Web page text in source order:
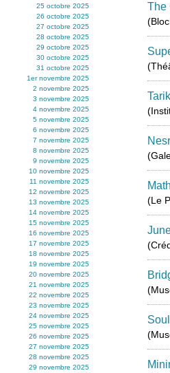
25 octobre 2025
26 octobre 2025
27 octobre 2025
28 octobre 2025
29 octobre 2025
30 octobre 2025
31 octobre 2025
1er novembre 2025
2 novembre 2025
3 novembre 2025
4 novembre 2025
5 novembre 2025
6 novembre 2025
7 novembre 2025
8 novembre 2025
9 novembre 2025
10 novembre 2025
11 novembre 2025
12 novembre 2025
13 novembre 2025
14 novembre 2025
15 novembre 2025
16 novembre 2025
17 novembre 2025
18 novembre 2025
19 novembre 2025
20 novembre 2025
21 novembre 2025
22 novembre 2025
23 novembre 2025
24 novembre 2025
25 novembre 2025
26 novembre 2025
27 novembre 2025
28 novembre 2025
29 novembre 2025
The
(Le